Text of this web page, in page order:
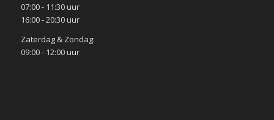
07:00 - 11:30 uur
16:00 - 20:30 uur
Zaterdag & Zondag:
09:00 - 12:00 uur